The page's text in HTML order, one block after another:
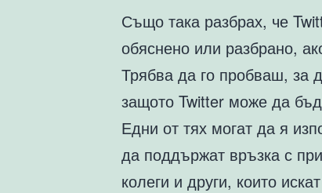
Също така разбрах, че
обяснено или разбрано,
Трябва да го пробваш, за
защото Twitter може да
Едни от тях могат да я
да поддържат връзка с
колеги и други, които